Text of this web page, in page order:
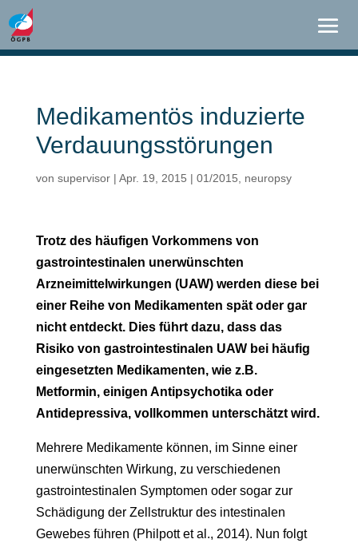
Medikamentös induzierte
Verdauungsstörungen
von supervisor| Apr. 19, 2015 | 01/2015 neuropsy
Trotz des häufigen Vorkommens von
gastrointestinalen unerwünschten
Arzneimittelwirkungen (UAW) werden diese bei
einer Reihe von Medikamenten spät oder gar
nicht entdeckt. Dies führt dazu, dass das
Risiko von gastrointestinalen UAW bei häufig
eingesetzten Medikamenten, wie z.B.
Metformin, einigen Antipsychotika oder
Antidepressiva, vollkommen unterschätzt wird.
Mehrere Medikamente können, im Sinne einer
unerwünschten Wirkung, zu verschiedenen
gastrointestinalen Symptomen oder sogar zur
Schädigung der Zellstruktur des intestinalen
Gewebes führen (Philpott et al., 2014). Nun folgt